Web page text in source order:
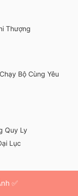
Thượng
Bộ Cùng Yêu
Quy Ly
Lục
✅